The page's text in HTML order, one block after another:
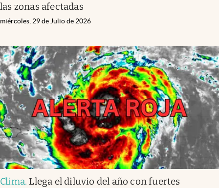
las zonas afectadas
miércoles, 29 de Julio de 2026
Clima. Llega el diluvio del año con fuertes